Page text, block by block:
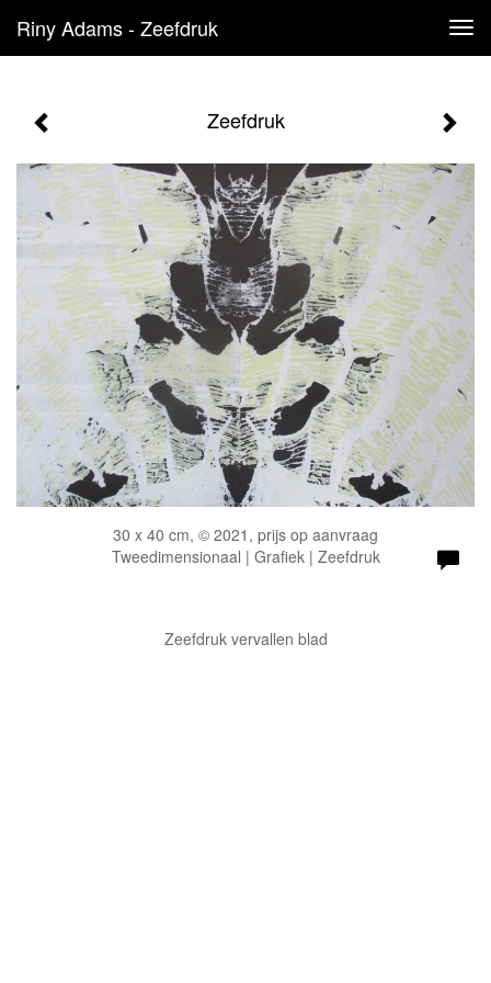
Riny Adams - Zeefdruk
Zeefdruk
30 x 40 cm, © 2021, prijs op aanvraag
Tweedimensionaal | Grafiek | Zeefdruk
Zeefdruk vervallen blad